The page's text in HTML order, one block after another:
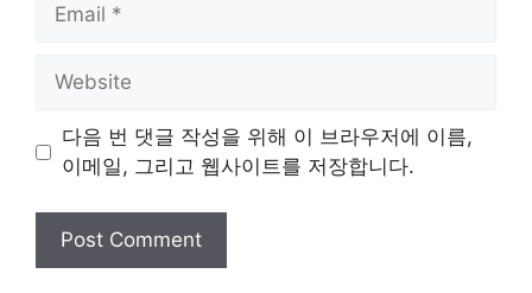
Website
다음 번 댓글 작성을 위해 이 브라우저에 이름,
이메일, 그리고 웹사이트를 저장합니다.